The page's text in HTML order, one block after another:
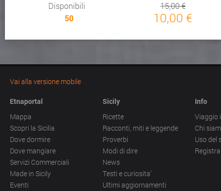
Disponibili
50
15,00 €
10,00 €
Vai alla versione mobile
Etnaportal
Mappa
Scopri la Sicilia
Dove dormire
Dove mangiare
Servizi Commerciali
Made in Sicily
Eventi
Sicily
Ricette
Racconti, miti e leggende
Proverbi
Modi di dire
News
Testi e curiosita'
Ultimi aggiornamenti
Info
Viaggio
Chi
Uso del